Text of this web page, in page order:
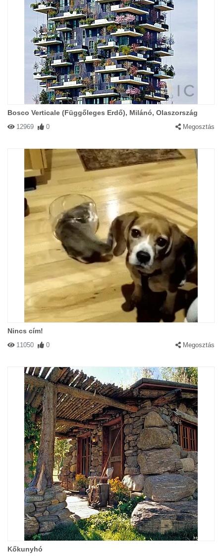
Bosco Verticale (Függőleges Erdő), Milánó, Olaszország
12969 0 Megosztás
Nincs cím!
11050 0 Megosztás
Kőkunyhó